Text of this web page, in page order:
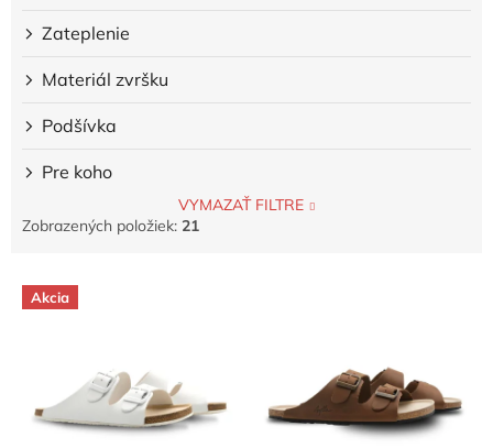
Zateplenie
Materiál zvršku
Podšívka
Pre koho
VYMAZAŤ FILTRE
Zobrazených položiek: 21
V Akcia